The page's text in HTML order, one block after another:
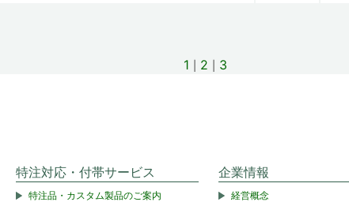
1 2 3
特注対応・付帯サービス
特注品・カスタム製品のご案内
企業情報
経営概念